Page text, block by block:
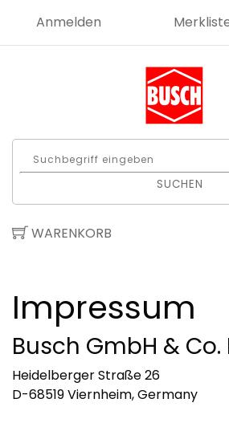
Anmelden
SUCHEN
WARENKORB
Impressum
Busch GmbH & Co.
Heidelberger Straße 26
D-68519 Viernheim, Germany